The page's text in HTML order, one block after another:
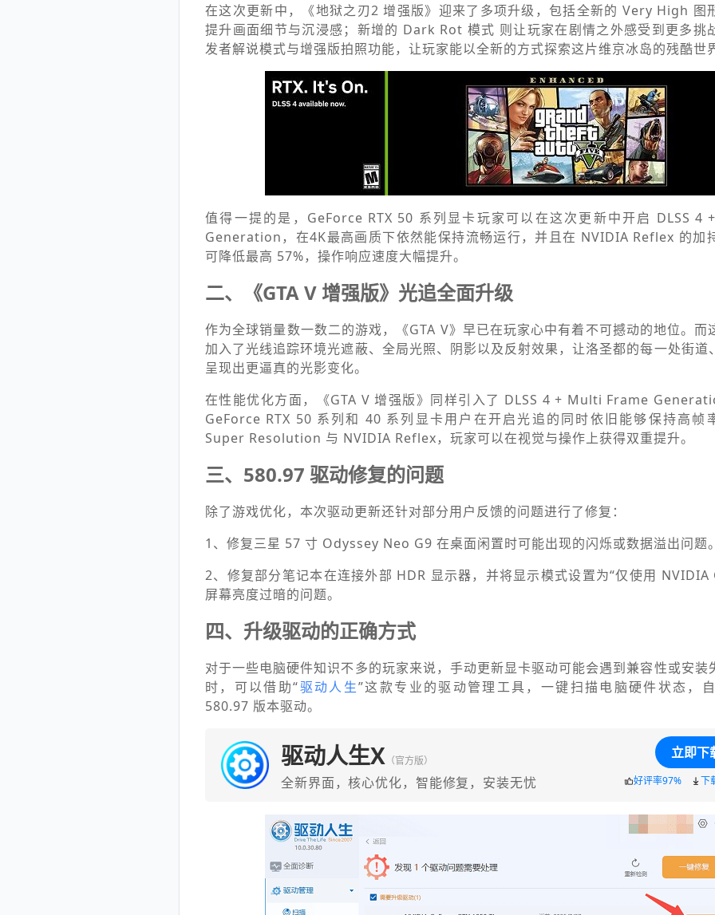
在这次更新中，《地狱之刃2 增强版》迎来了多项升级，包括全新的 Very High 图
提升画面细节与沉浸感；新增的 Dark Rot 模式 则让玩家在剧情之外感受到更多挑
发者解说模式与增强版拍照功能，让玩家能以全新的方式探索这片维京冰岛的残酷世
值得一提的是，GeForce RTX 50 系列显卡玩家可以在这次更新中开启 DLSS 4
Generation，在4K最高画质下依然能保持流畅运行，并且在 NVIDIA Reflex 的加
可降低最高 57%，操作响应速度大幅提升。
二、《GTA V 增强版》光追全面升级
作为全球销量数一数二的游戏，《GTA V》早已在玩家心中有着不可撼动的地位。而
加入了光线追踪环境光遮蔽、全局光照、阴影以及反射效果，让洛圣都的每一处街道
呈现出更逼真的光影变化。
在性能优化方面，《GTA V 增强版》同样引入了 DLSS 4 + Multi Frame
GeForce RTX 50 系列和 40 系列显卡用户在开启光追的同时依旧能够保持高帧
Super Resolution 与 NVIDIA Reflex，玩家可以在视觉与操作上获得双重提升。
三、580.97 驱动修复的问题
除了游戏优化，本次驱动更新还针对部分用户反馈的问题进行了修复：
1、修复三星 57 寸 Odyssey Neo G9 在桌面闲置时可能出现的闪烁或数据溢出问题
2、修复部分笔记本在连接外部 HDR 显示器，并将显示模式设置为“仅使用 NVIDIA
屏幕亮度过暗的问题。
四、升级驱动的正确方式
对于一些电脑硬件知识不多的玩家来说，手动更新显卡驱动可能会遇到兼容性或安装
时，可以借助“驱动人生”这款专业的驱动管理工具，一键扫描电脑硬件状态，
580.97 版本驱动。
驱动人生X （官方版）
全新界面，核心优化，智能修复，安装无忧
立即下
好评率97% 下